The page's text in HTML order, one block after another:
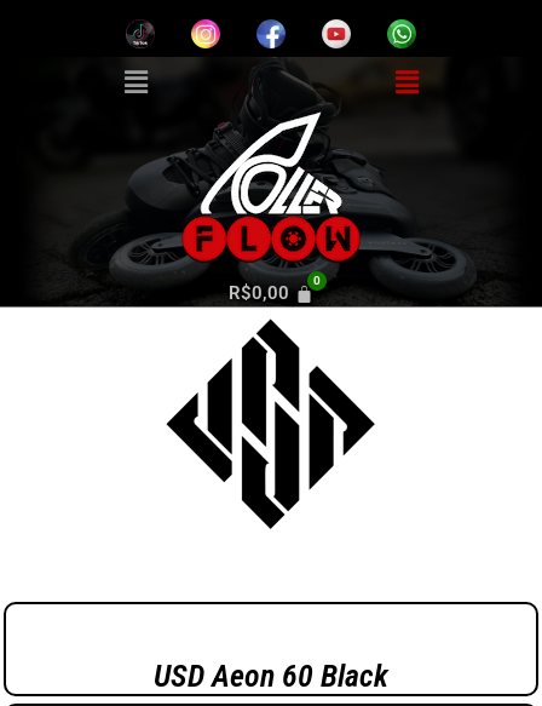
R$0,00
USD Aeon 60 Black